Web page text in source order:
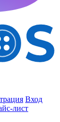
Вход
лист